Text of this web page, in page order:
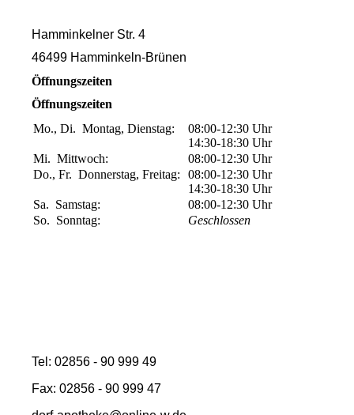
Hamminkelner Str. 4
46499 Hamminkeln-Brünen
Öffnungszeiten
Öffnungszeiten
Mo., Di. Montag, Dienstag: 08:00-12:30 Uhr
14:30-18:30 Uhr
Mi. Mittwoch: 08:00-12:30 Uhr
Do., Fr. Donnerstag, Freitag: 08:00-12:30 Uhr
14:30-18:30 Uhr
Sa. Samstag: 08:00-12:30 Uhr
So. Sonntag: Geschlossen
Tel: 02856 - 90 999 49
Fax: 02856 - 90 999 47